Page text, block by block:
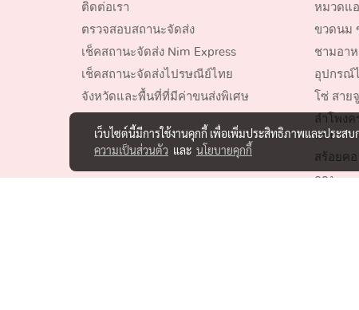
ติดต่อเรา
ตรวจสอบสถานะจัดส่ง
เช็คสถานะจัดส่ง Nim Express
เช็คสถานะจัดส่งไปรษณีย์ไทย
จังหวัดและพื้นที่ที่มีค่าขนส่งพิเศษ
หมวดแ
ขวดนม
ชามอาห
อุปกรณ์
โซ่ สาย
ลำโพง
เห่า
สร้อยค
กรง
เว็บไซต์นี้มีการใช้งานคุกกี้ เพื่อเพิ่มประสิทธิภาพและประส
ความเป็นส่วนตัว และ นโยบายคุกกี้